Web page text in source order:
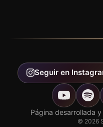
Seguir en
Página desarrollada
© 2026